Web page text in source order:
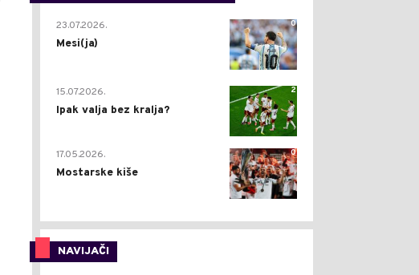
0
23.07.2026.
Mesi(ja)
2
15.07.2026.
Ipak valja bez kralja?
0
17.05.2026.
Mostarske kiše
NAVIJAČI